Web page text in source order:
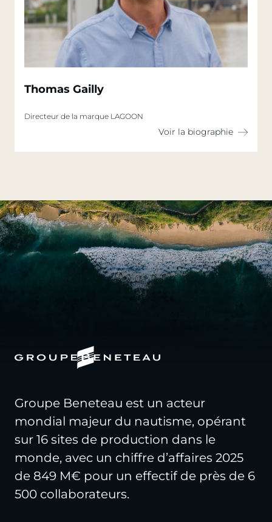
Thomas Gailly
Directeur de la marque LAGOON
Voir la biographie
Groupe Beneteau est un acteur
mondial majeur du nautisme, opérant
sur 16 sites de production dans le
monde, avec un chiffre d’affaires 2025
de 849 M€ pour un effectif de près de 6
500 collaborateurs.